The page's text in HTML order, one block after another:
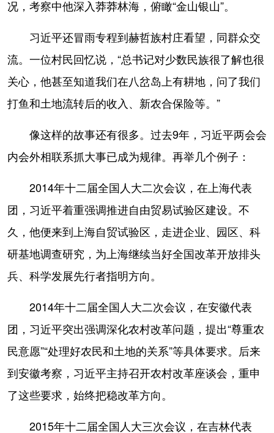
况，考察中他深入莽莽林海，俯瞰“金山银山”。
习近平还冒雨专程到赫哲族村庄看望，同群众交
流。一位村民回忆说，“总书记对少数民族很了解也很
关心，他甚至知道我们在八岔岛上有耕地，问了我们
打鱼和土地流转后的收入、新农合保险等。”
像这样的故事还有很多。过去9年，习近平两会会
内会外相联系抓大事已成为规律。再举几个例子：
2014年十二届全国人大二次会议，在上海代表
团，习近平着重强调推进自由贸易试验区建设。不
久，他便来到上海自贸试验区，走进企业、园区、科
研基地调查研究，为上海继续当好全国改革开放排头
兵、科学发展先行者指明方向。
2014年十二届全国人大二次会议，在安徽代表
团，习近平突出强调深化农村改革问题，提出“尊重农
民意愿”“处理好农民和土地的关系”等具体要求。后来
到安徽考察，习近平主持召开农村改革座谈会，重申
了这些要求，始终把稳改革方向。
2015年十二届全国人大三次会议，在吉林代表